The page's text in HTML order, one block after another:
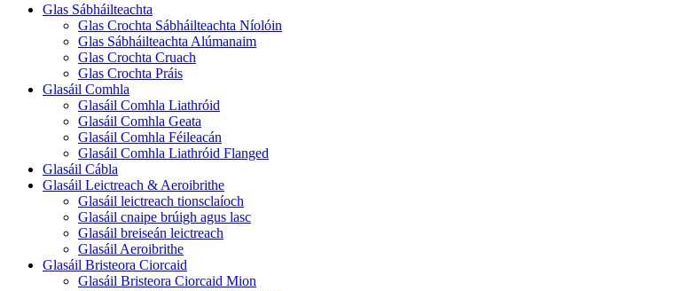
Glas Sábháilteachta
Glas Crochta Sábháilteachta Níolóin
Glas Sábháilteachta Alúmanaim
Glas Crochta Cruach
Glas Crochta Práis
Glasáil Comhla
Glasáil Comhla Liathróid
Glasáil Comhla Geata
Glasáil Comhla Féileacán
Glasáil Comhla Liathróid Flanged
Glasáil Cábla
Glasáil Leictreach & Aeroibrithe
Glasáil leictreach tionsclaíoch
Glasáil cnaipe brúigh agus lasc
Glasáil breiseán leictreach
Glasáil Aeroibrithe
Glasáil Bristeora Ciorcaid
Glasáil Bristeora Ciorcaid Mion